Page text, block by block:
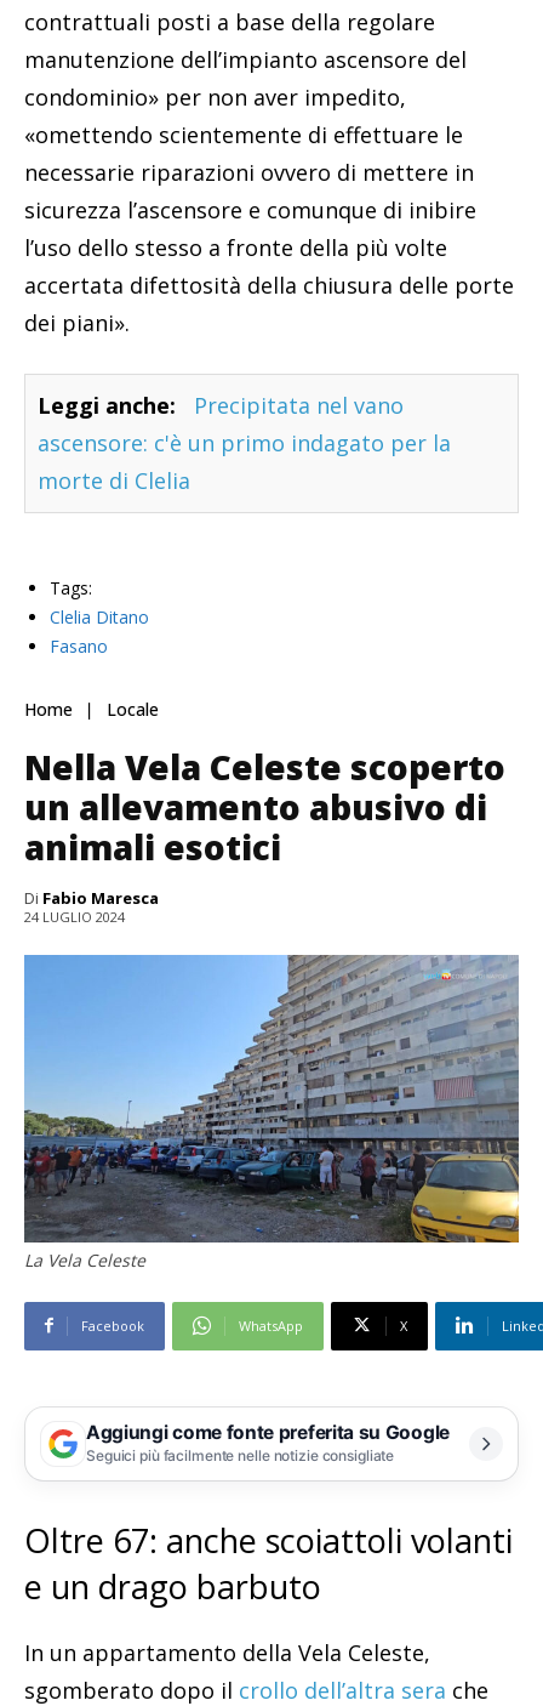
contrattuali posti a base della regolare
manutenzione dell’impianto ascensore del
condominio» per non aver impedito,
«omettendo scientemente di effettuare le
necessarie riparazioni ovvero di mettere in
sicurezza l’ascensore e comunque di inibire
l’uso dello stesso a fronte della più volte
accertata difettosità della chiusura delle porte
dei piani».
Leggi anche:
Precipitata nel vano
ascensore: c'è un primo indagato per la
morte di Clelia
Tags:
Clelia Ditano
Fasano
Home Locale
Nella Vela Celeste scoperto
un allevamento abusivo di
animali esotici
Di Fabio Maresca
24 LUGLIO 2024
La Vela Celeste
Facebook WhatsApp X
Aggiungi come fonte preferita su Google
Seguici più facilmente nelle notizie consigliate
Oltre 67: anche scoiattoli volanti
e un drago barbuto
In un appartamento della Vela Celeste,
sgomberato dopo il crollo dell’altra sera che